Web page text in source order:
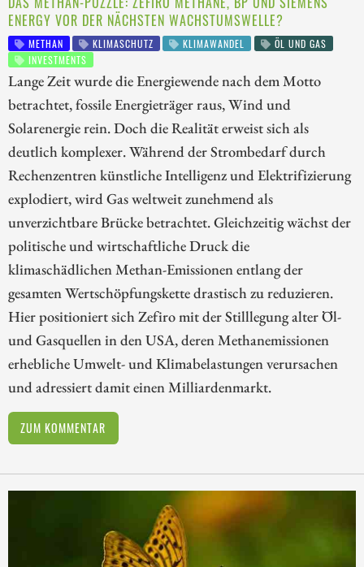
ENERGY VOR DER NÄCHSTEN WACHSTUMSWELLE?
METHAN KLIMASCHUTZ KLIMAWANDEL
ÖL UND GAS
INVESTMENTS
Lange Zeit wurde die Energiewende nach dem Motto
betrachtet, fossile Energieträger raus, Wind und
Solarenergie rein. Doch die Realität erweist sich als
deutlich komplexer. Während der Strombedarf durch
Rechenzentren künstliche Intelligenz und Elektrifizierung
explodiert, wird Gas weltweit zunehmend als
unverzichtbare Brücke betrachtet. Gleichzeitig wächst der
politische und wirtschaftliche Druck die
klimaschädlichen Methan-Emissionen entlang der
gesamten Wertschöpfungskette drastisch zu reduzieren.
Hier positioniert sich Zefiro mit der Stilllegung alter Öl-
und Gasquellen in den USA, deren Methanemissionen
erhebliche Umwelt- und Klimabelastungen verursachen
und adressiert damit einen Milliardenmarkt.
ZUM KOMMENTAR